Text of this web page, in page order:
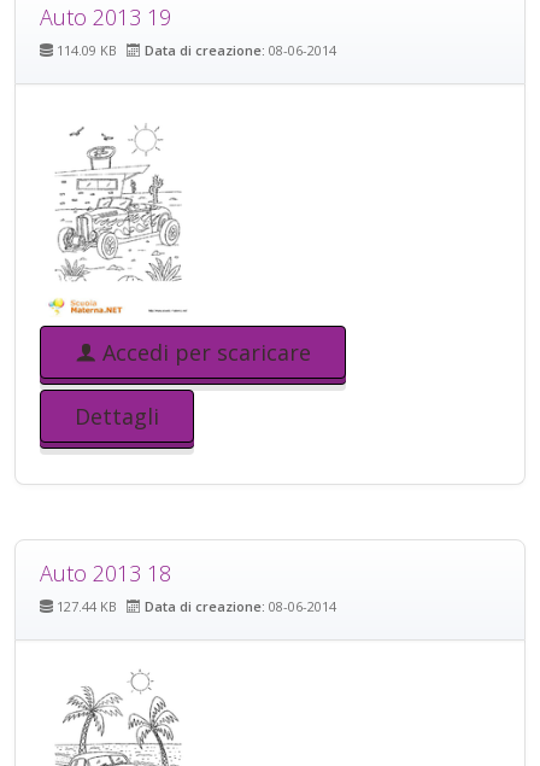
Auto 2013 19
114.09 KB Data di creazione: 08-06-2014
Accedi per scaricare
Dettagli
Auto 2013 18
127.44 KB Data di creazione: 08-06-2014